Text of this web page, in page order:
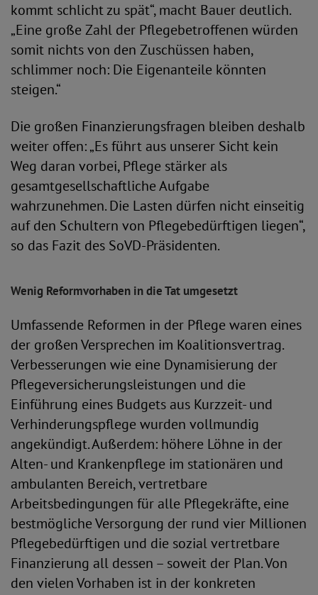
kommt schlicht zu spät“, macht Bauer deutlich.
„Eine große Zahl der Pflegebetroffenen würden
somit nichts von den Zuschüssen haben,
schlimmer noch: Die Eigenanteile könnten
steigen.“
Die großen Finanzierungsfragen bleiben deshalb
weiter offen: „Es führt aus unserer Sicht kein
Weg daran vorbei, Pflege stärker als
gesamtgesellschaftliche Aufgabe
wahrzunehmen. Die Lasten dürfen nicht einseitig
auf den Schultern von Pflegebedürftigen liegen“,
so das Fazit des SoVD-Präsidenten.
Wenig Reformvorhaben in die Tat umgesetzt
Umfassende Reformen in der Pflege waren eines
der großen Versprechen im Koalitionsvertrag.
Verbesserungen wie eine Dynamisierung der
Pflegeversicherungsleistungen und die
Einführung eines Budgets aus Kurzzeit- und
Verhinderungspflege wurden vollmundig
angekündigt. Außerdem: höhere Löhne in der
Alten- und Krankenpflege im stationären und
ambulanten Bereich, vertretbare
Arbeitsbedingungen für alle Pflegekräfte, eine
bestmögliche Versorgung der rund vier Millionen
Pflegebedürftigen und die sozial vertretbare
Finanzierung all dessen – soweit der Plan. Von
den vielen Vorhaben ist in der konkreten